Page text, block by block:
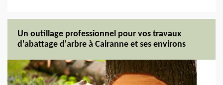
Un outillage professionnel pour vos travaux
d'abattage d'arbre à Cairanne et ses environs